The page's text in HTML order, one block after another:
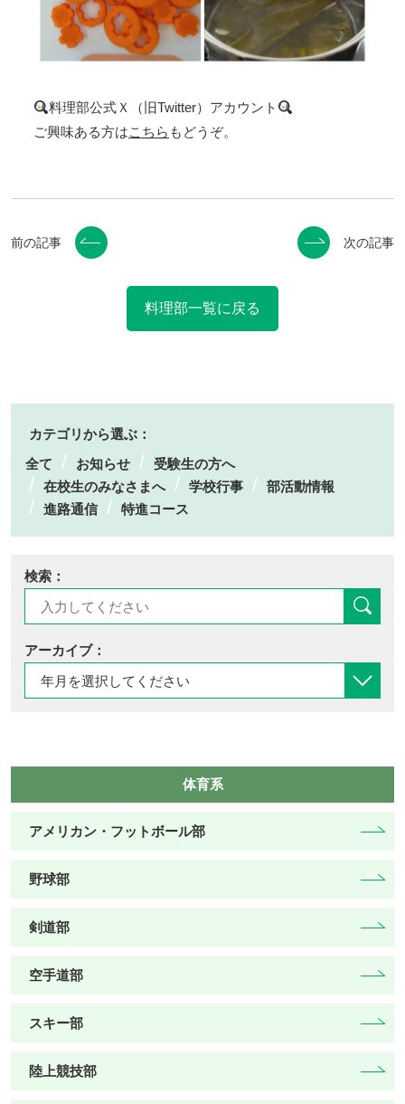
料理部公式Ｘ（旧Twitter）アカウント
ご興味ある方はこちら もどうぞ。
前の記事
料理部一覧に戻る
次の記事
カテゴリから選ぶ：
全て
お知らせ
受験生の方へ
在校生のみなさまへ
学校行事
部活動情報
進路通信
特進コース
検索：
アーカイブ：
体育系
アメリカン・フットボール部
野球部
剣道部
空手道部
スキー部
陸上競技部